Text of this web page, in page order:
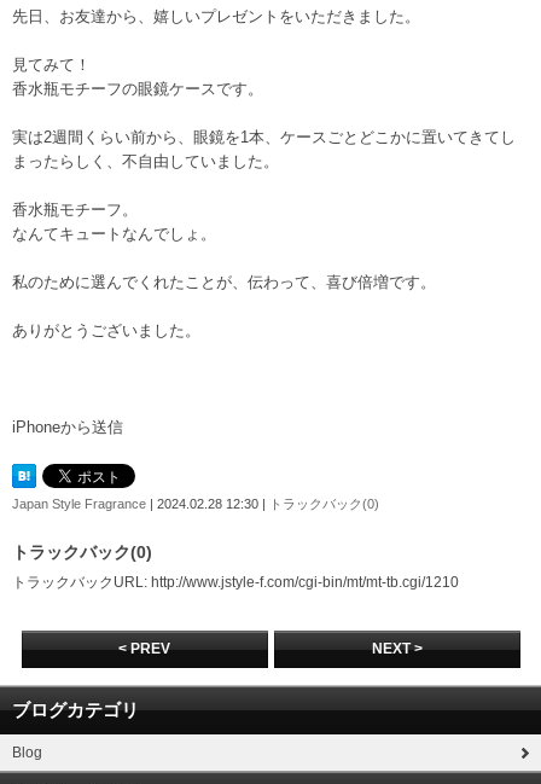
先日、お友達から、嬉しいプレゼントをいただきました。
見てみて！
香水瓶モチーフの眼鏡ケースです。
実は2週間くらい前から、眼鏡を1本、ケースごとどこかに置いてきてし
まったらしく、不自由していました。
香水瓶モチーフ。
なんてキュートなんでしょ。
私のために選んでくれたことが、伝わって、喜び倍増です。
ありがとうございました。
iPhoneから送信
Japan Style Fragrance | 2024.02.28 12:30 | トラックバック(0)
トラックバック(0)
トラックバックURL: http://www.jstyle-f.com/cgi-bin/mt/mt-tb.cgi/1210
< PREV NEXT >
ブログカテゴリ
Blog